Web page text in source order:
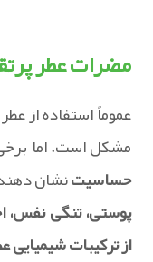
مضرات عطر
عموماً استفاده از
مشکل است. اما
حساسیتنشان
پوستی، تنگی نفس،
از ترکیبات شیمیایی